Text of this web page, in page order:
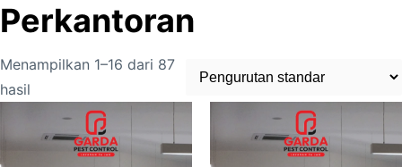
Perkantoran
Menampilkan 1–16 dari 87
hasil